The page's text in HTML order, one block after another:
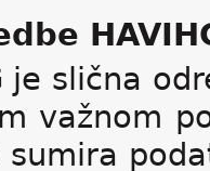
je slična
važnom